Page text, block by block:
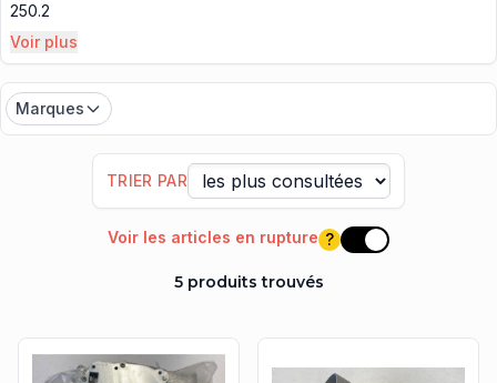
250.2
Voir plus
Marques
TRIER PAR
Voir les articles en rupture ? Voir les articles
5 produits trouvés